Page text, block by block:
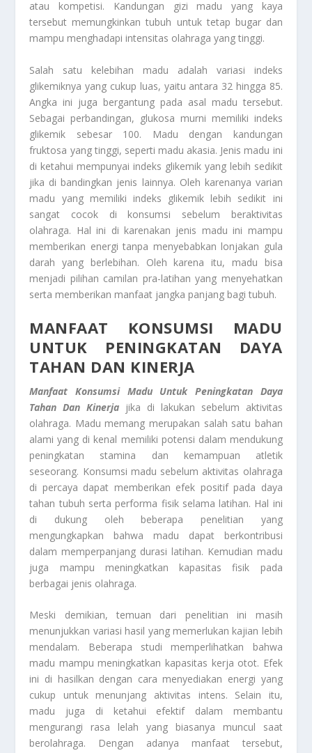
atau kompetisi. Kandungan gizi madu yang kaya
tersebut memungkinkan tubuh untuk tetap bugar dan
mampu menghadapi intensitas olahraga yang tinggi.
Salah satu kelebihan madu adalah variasi indeks
glikemiknya yang cukup luas, yaitu antara 32 hingga 85.
Angka ini juga bergantung pada asal madu tersebut.
Sebagai perbandingan, glukosa murni memiliki indeks
glikemik sebesar 100. Madu dengan kandungan
fruktosa yang tinggi, seperti madu akasia. Jenis madu ini
di ketahui mempunyai indeks glikemik yang lebih sedikit
jika di bandingkan jenis lainnya. Oleh karenanya varian
madu yang memiliki indeks glikemik lebih sedikit ini
sangat cocok di konsumsi sebelum beraktivitas
olahraga. Hal ini di karenakan jenis madu ini mampu
memberikan energi tanpa menyebabkan lonjakan gula
darah yang berlebihan. Oleh karena itu, madu bisa
menjadi pilihan camilan pra-latihan yang menyehatkan
serta memberikan manfaat jangka panjang bagi tubuh.
MANFAAT KONSUMSI MADU
UNTUK PENINGKATAN DAYA
TAHAN DAN KINERJA
Manfaat Konsumsi Madu Untuk Peningkatan Daya
Tahan Dan Kinerja jika di lakukan sebelum aktivitas
olahraga. Madu memang merupakan salah satu bahan
alami yang di kenal memiliki potensi dalam mendukung
peningkatan stamina dan kemampuan atletik
seseorang. Konsumsi madu sebelum aktivitas olahraga
di percaya dapat memberikan efek positif pada daya
tahan tubuh serta performa fisik selama latihan. Hal ini
di dukung oleh beberapa penelitian yang
mengungkapkan bahwa madu dapat berkontribusi
dalam memperpanjang durasi latihan. Kemudian madu
juga mampu meningkatkan kapasitas fisik pada
berbagai jenis olahraga.
Meski demikian, temuan dari penelitian ini masih
menunjukkan variasi hasil yang memerlukan kajian lebih
mendalam. Beberapa studi memperlihatkan bahwa
madu mampu meningkatkan kapasitas kerja otot. Efek
ini di hasilkan dengan cara menyediakan energi yang
cukup untuk menunjang aktivitas intens. Selain itu,
madu juga di ketahui efektif dalam membantu
mengurangi rasa lelah yang biasanya muncul saat
berolahraga. Dengan adanya manfaat tersebut,